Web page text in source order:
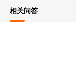
相关问答